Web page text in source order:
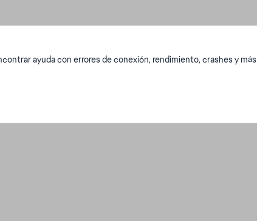
ayuda con errores de conexión, rendimiento, crashes y